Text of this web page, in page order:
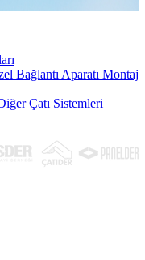
Bağlantı Aparatı Montaj
Çatı Sistemleri